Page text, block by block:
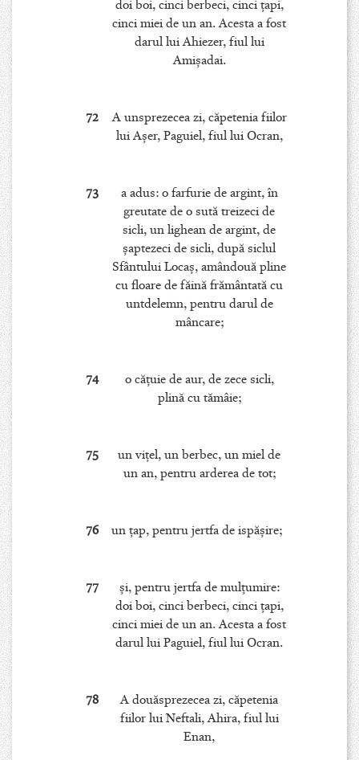
doi boi, cinci berbeci, cinci ţapi,
cinci miei de un an. Acesta a fost
darul lui Ahiezer, fiul lui
Amişadai.
72
A unsprezecea zi, căpetenia fiilor
lui Aşer, Paguiel, fiul lui Ocran,
73
a adus: o farfurie de argint, în
greutate de o sută treizeci de
sicli, un lighean de argint, de
şaptezeci de sicli, după siclul
Sfântului Locaş, amândouă pline
cu floare de făină frământată cu
untdelemn, pentru darul de
mâncare;
74
o căţuie de aur, de zece sicli,
plină cu tămâie;
75
un viţel, un berbec, un miel de
un an, pentru arderea de tot;
76 un ţap, pentru jertfa de ispăşire;
77
şi, pentru jertfa de mulţumire:
doi boi, cinci berbeci, cinci ţapi,
cinci miei de un an. Acesta a fost
darul lui Paguiel, fiul lui Ocran.
78
A douăsprezecea zi, căpetenia
fiilor lui Neftali, Ahira, fiul lui
Enan,